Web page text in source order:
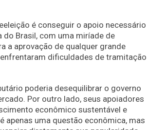
é conseguir o apoio necessário
Brasil, com uma miríade de
a aprovação de qualquer grande
dificuldades de tramitação
poderia desequilibrar o governo
Por outro lado, seus apoiadores
econômico sustentável e
apenas uma questão econômica, mas